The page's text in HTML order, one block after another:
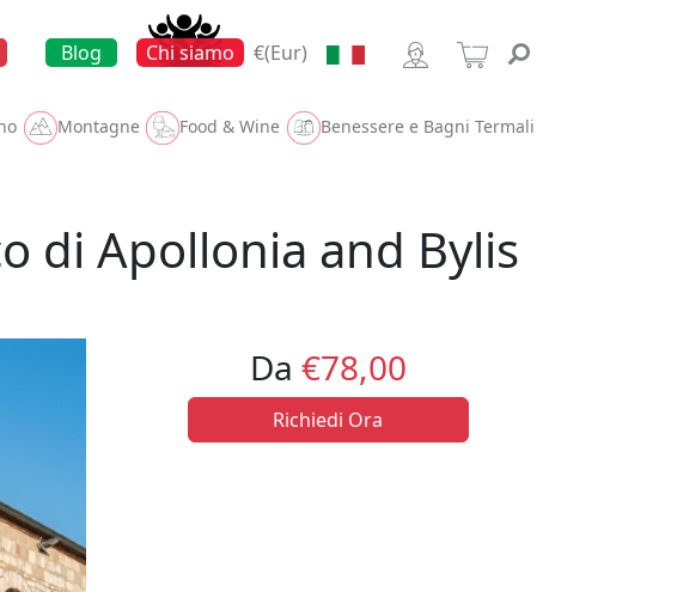
Blog Chi siamo €(Eur)
Montagne Food & Wine Benessere e Bagni Termali
di Apollonia and Bylis
Da €78,00
Richiedi Ora